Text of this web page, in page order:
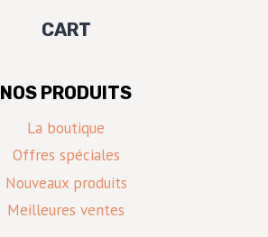
CART
NOS PRODUITS
La boutique
Offres spéciales
Nouveaux produits
Meilleures ventes